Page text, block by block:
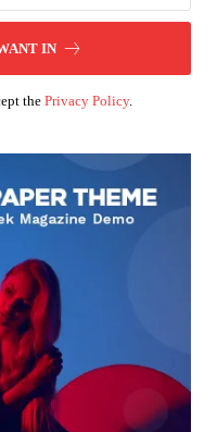
IN
the Privacy Policy.